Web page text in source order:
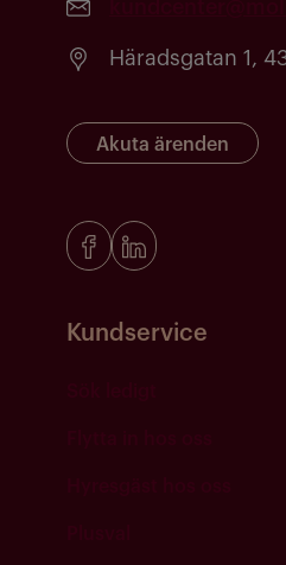
Häradsgatan 1,
Akuta ärenden
Kundservice